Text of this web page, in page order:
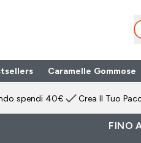
submenu
Caramelle Gommose
spendi 40€ Crea Il Tuo
FINO